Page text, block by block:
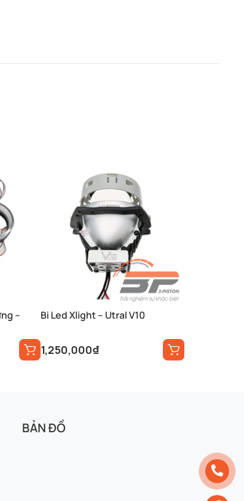
–
Bi Led Xlight – Utral V10
1,250,000₫
BẢN ĐỒ